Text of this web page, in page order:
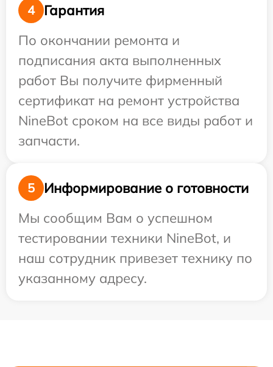
4
Гарантия
По окончании ремонта и
подписания акта выполненных
работ Вы получите фирменный
сертификат на ремонт устройства
NineBot сроком на все виды работ и
запчасти.
5
Информирование о готовности
Мы сообщим Вам о успешном
тестировании техники NineBot, и
наш сотрудник привезет технику по
указанному адресу.